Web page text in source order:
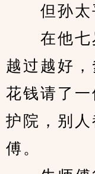
但孙太
在他七
越过越好，
花钱请了
护院，别
傅。